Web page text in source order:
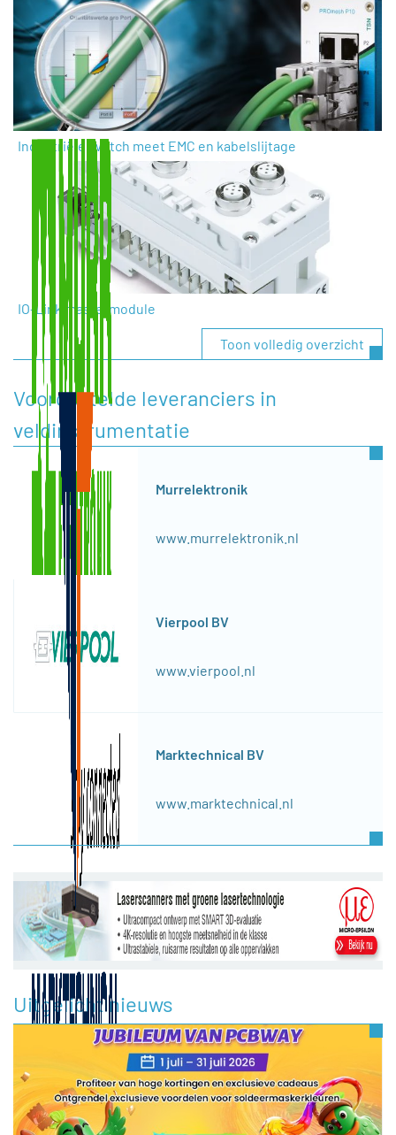
Industriële switch meet EMC en kabelslijtage
IO-Link mastermodule
Toon volledig overzicht
Voorgestelde leveranciers in
veldinstrumentatie
Murrelektronik
www.murrelektronik.nl
Vierpool BV
www.vierpool.nl
Marktechnical BV
www.marktechnical.nl
Uitgelicht nieuws